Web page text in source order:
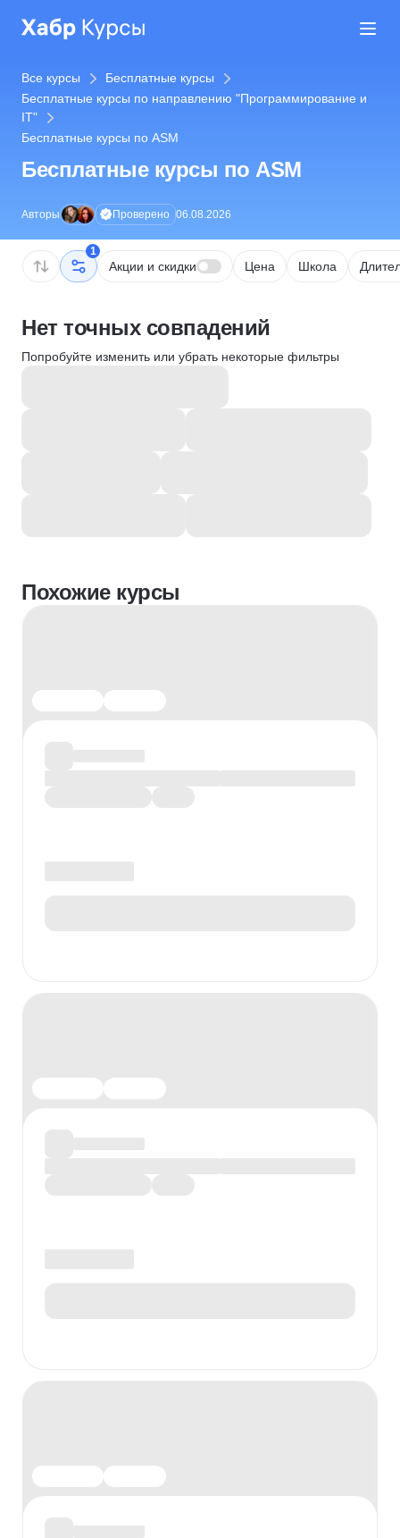
Все курсы
Бесплатные курсы
Бесплатные курсы по направлению "Программирование и
IT"
Бесплатные курсы по ASM
Бесплатные курсы по ASM
Авторы Проверено 06.08.2026
1
Акции и скидки Цена Школа
Нет точных совпадений
Попробуйте изменить или убрать некоторые фильтры
Похожие курсы